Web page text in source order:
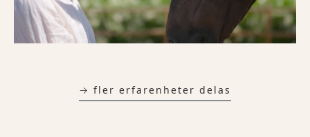
→ fler erfarenheter delas